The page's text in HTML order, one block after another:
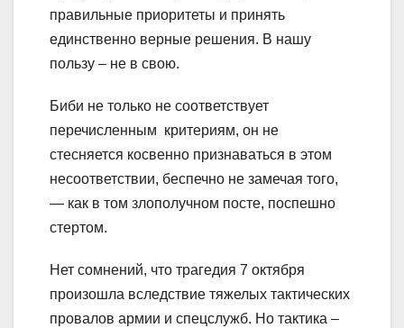
правильные приоритеты и принять
единственно верные решения. В нашу
пользу – не в свою.
Биби не только не соответствует
перечисленным критериям, он не
стесняется косвенно признаваться в этом
несоответствии, беспечно не замечая того,
— как в том злополучном посте, поспешно
стертом.
Нет сомнений, что трагедия 7 октября
произошла вследствие тяжелых тактических
провалов армии и спецслужб. Но тактика –